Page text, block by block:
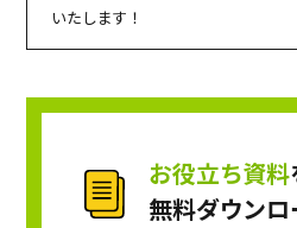
いたします！
お役立ち資料
無料ダウンロ